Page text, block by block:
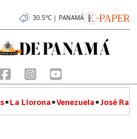
30.5°C | PANAMÁ
La Llorona Venezuela José